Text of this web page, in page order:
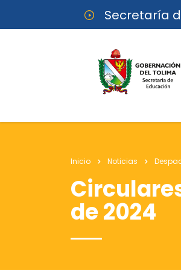
Secretaría
Inicio Noticias
de 2024